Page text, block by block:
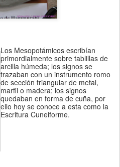
Los Mesopotámicos escribían
primordialmente sobre tablillas de
arcilla húmeda; los signos se
trazaban con un instrumento romo
de sección triangular de metal,
marfil o madera; los signos
quedaban en forma de cuña, por
ello hoy se conoce a esta como la
Escritura Cuneiforme.